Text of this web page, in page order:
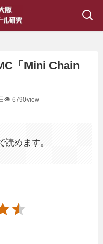
「Mini Chain
6790view
読めます。